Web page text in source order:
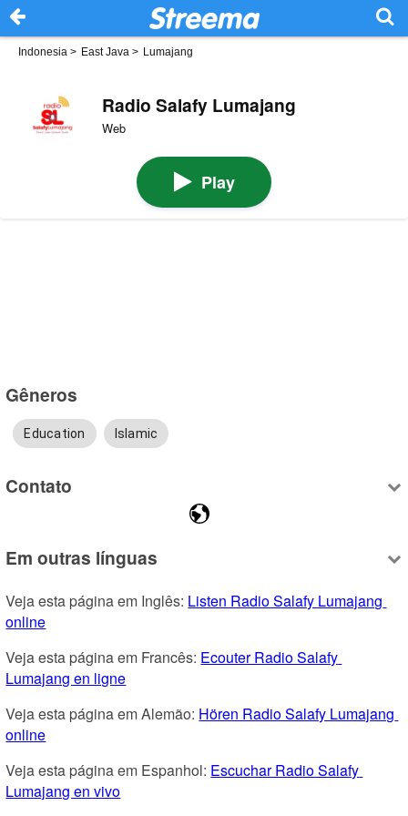
Indonesia > East Java > Lumajang
Radio Salafy Lumajang
Web
Play
Gêneros
Education Islamic
Contato
Em outras línguas
Veja esta página em Inglês: Listen Radio Salafy Lumajang
online
Veja esta página em Francês: Ecouter Radio Salafy
Lumajang en ligne
Veja esta página em Alemão: Hören Radio Salafy Lumajang
online
Veja esta página em Espanhol: Escuchar Radio Salafy
Lumajang en vivo